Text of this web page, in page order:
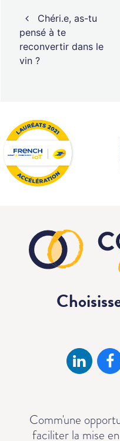
Chéri.e, as-tu
pensé à te
reconvertir dans le
vin ?
Comm'une
faciliter la mise